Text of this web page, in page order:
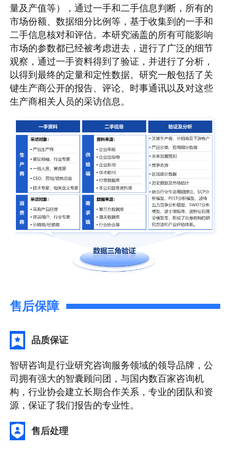
量及产值等），通过一手和二手信息判断，所有的
市场份额、数据细分比例等，基于收集到的一手和
二手信息核对和评估。本研究涵盖的所有可能影响
市场的参数都已经被考虑进去，进行了广泛的细节
观察，通过一手资料得到了验证，并进行了分析，
以得到最终的定量和定性数据。研究一般包括了关
键生产商公开的报告、评论、时事通讯以及对这些
生产商相关人员的采访信息。
售后保障
品质保证
智研咨询是行业研究咨询服务领域的领导品牌，公
司拥有强大的智囊顾问团，与国内数百家咨询机
构，行业协会建立长期合作关系，专业的团队和资
源，保证了我们报告的专业性。
售后处理